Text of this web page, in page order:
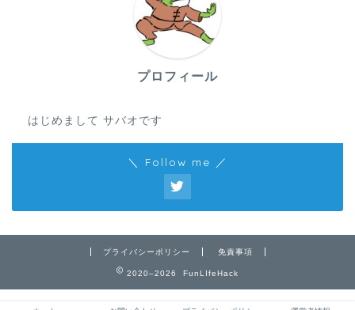
プロフィール
はじめまして サバオです
＼ Follow me ／
プライバシーポリシー 免責事項
2020–2026 FunLIfeHack